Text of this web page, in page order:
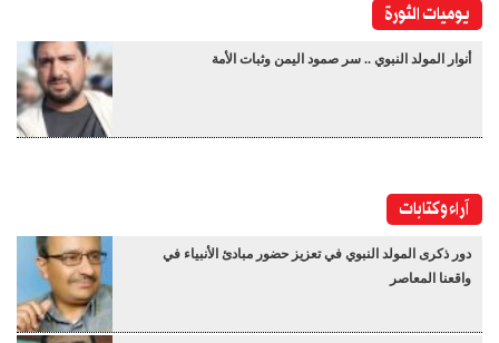
يوميات الثورة
أنوار المولد النبوي .. سر صمود اليمن وثبات الأمة
آراء وكتابات
دور ذكرى المولد النبوي في تعزيز حضور مبادئ الأنبياء في
واقعنا المعاصر